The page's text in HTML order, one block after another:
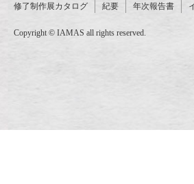
修了制作展カタログ
紀要 年次報告書
Copyright © IAMAS all rights reserved.